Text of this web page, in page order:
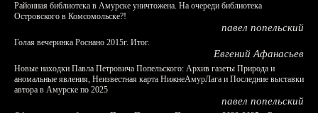
Районная библиотека в Амурске уничтожена. На очереди библиотека
Островского в Комсомольске?!
павел попельский
Голая вечеринка Роснано 2015г. Итог.
Евгений Афанасьев
Новые находки Павла Петровича Попельского: Архив газеты Природа и
аномальные явления, Неизвестная карта НижнеАмурЛага и Последние выставки
автора в Амурске по 2025
павел попельский